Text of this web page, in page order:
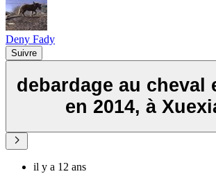
Deny Fady
Suivre
debardage au cheval
en 2014, à
il y a 12 ans